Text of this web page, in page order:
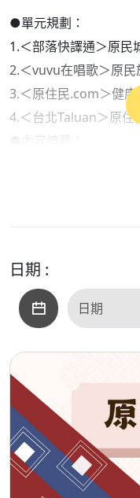
●單元規劃：
1.＜部落快譯通＞原民
2.＜vuvu在唱歌＞原
3.＜原住民.com＞健
4.＜台北Taluan＞原住
●內容摘要：
＜開場白＞：一起唱歌吧
＜單元一＞：航向祖先
歌
＜單元二＞：誰來晚
日期 :